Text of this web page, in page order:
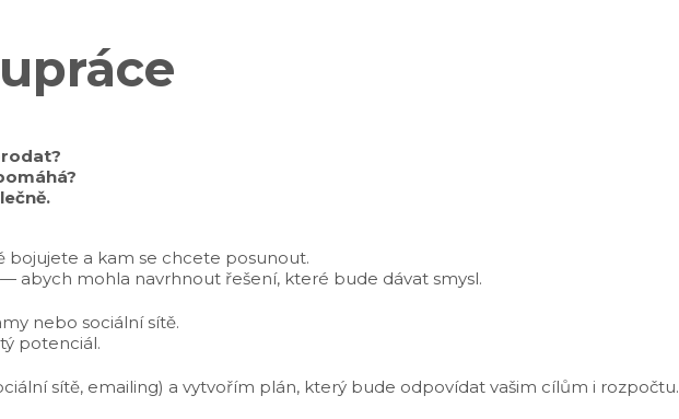
bojujete a kam se chcete posunout.
abych mohla navrhnout řešení, které bude dávat smysl.
nebo sociální sítě.
potenciál.
sítě, emailing) a vytvořím plán, který bude odpovídat vašim cílům i rozpočtu.